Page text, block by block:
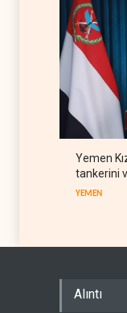
Yemen
tankerini
YEMEN
Alıntı